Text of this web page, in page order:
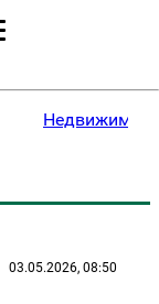
03.05.2026, 08:50